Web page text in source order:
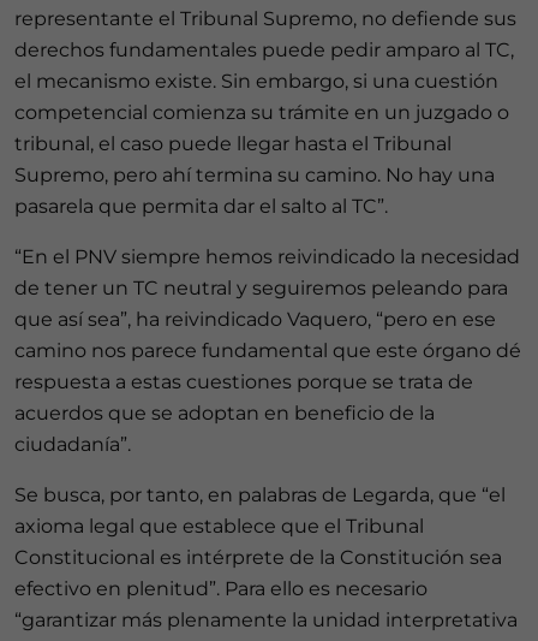
representante el Tribunal Supremo, no defiende sus
derechos fundamentales puede pedir amparo al TC,
el mecanismo existe. Sin embargo, si una cuestión
competencial comienza su trámite en un juzgado o
tribunal, el caso puede llegar hasta el Tribunal
Supremo, pero ahí termina su camino. No hay una
pasarela que permita dar el salto al TC”.
“En el PNV siempre hemos reivindicado la necesidad
de tener un TC neutral y seguiremos peleando para
que así sea”, ha reivindicado Vaquero, “pero en ese
camino nos parece fundamental que este órgano dé
respuesta a estas cuestiones porque se trata de
acuerdos que se adoptan en beneficio de la
ciudadanía”.
Se busca, por tanto, en palabras de Legarda, que “el
axioma legal que establece que el Tribunal
Constitucional es intérprete de la Constitución sea
efectivo en plenitud”. Para ello es necesario
“garantizar más plenamente la unidad interpretativa